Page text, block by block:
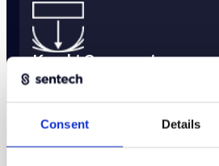
Consent Details
Kracht & moment
Nauwkeurige meting van kracht en